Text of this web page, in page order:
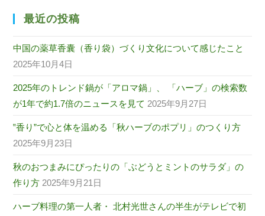
最近の投稿
中国の薬草香囊（香り袋）づくり文化について感じたこと
2025年10月4日
2025年のトレンド鍋が「アロマ鍋」、 「ハーブ」の検索数
が1年で約1.7倍のニュースを見て 2025年9月27日
‟香り”で心と体を温める「秋ハーブのポプリ」のつくり方
2025年9月23日
秋のおつまみにぴったりの「ぶどうとミントのサラダ」の
作り方 2025年9月21日
ハーブ料理の第一人者・ 北村光世さんの半生がテレビで初